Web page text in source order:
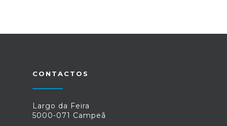
CONTACTOS
Largo da Feira
5000-071 Campeã